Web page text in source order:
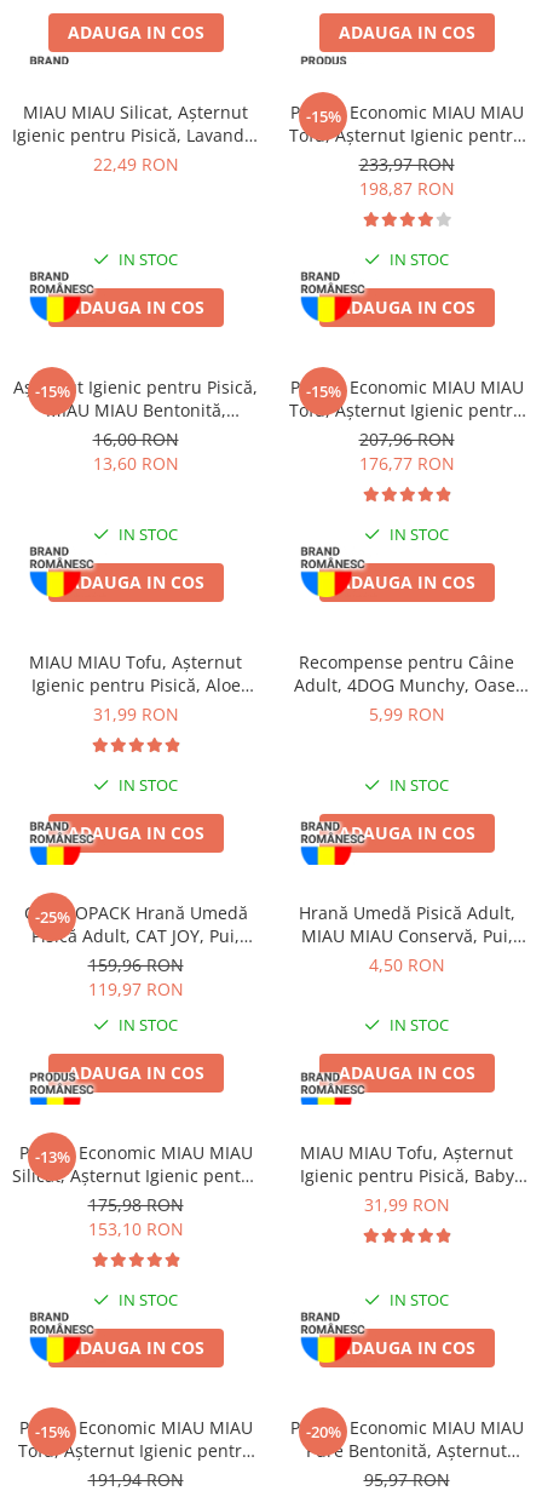
ADAUGA IN COS ADAUGA IN COS
MIAU MIAU Silicat, Așternut
Igienic pentru Pisică, Lavandă,
3.8L
22,49 RON
IN STOC
ADAUGA IN COS
-15%
Pachet Economic MIAU MIAU
Tofu, Așternut Igienic pentru
Pisică, Maxi, Vanilie, 3x15L
233,97 RON
198,87 RON
IN STOC
ADAUGA IN COS
-15%
Așternut Igienic pentru Pisică,
MIAU MIAU Bentonită,
Lavandă, 5kg
16,00 RON
13,60 RON
IN STOC
ADAUGA IN COS
-15%
Pachet Economic MIAU MIAU
Tofu, Așternut Igienic pentru
Pisică, Fresh, 4x10L
207,96 RON
176,77 RON
IN STOC
ADAUGA IN COS
MIAU MIAU Tofu, Așternut
Igienic pentru Pisică, Aloe
Vera, 6L
31,99 RON
IN STOC
ADAUGA IN COS
Recompense pentru Câine
Adult, 4DOG Munchy, Oase,
Vită, 10cm, 3 bucăți
5,99 RON
IN STOC
ADAUGA IN COS
-25%
COMBOPACK Hrană Umedă
Pisică Adult, CAT JOY, Pui,
Vită, Curcan și Somon, 96x85g
159,96 RON
119,97 RON
IN STOC
ADAUGA IN COS
Hrană Umedă Pisică Adult,
MIAU MIAU Conservă, Pui,
415g
4,50 RON
IN STOC
ADAUGA IN COS
-13%
Pachet Economic MIAU MIAU
Silicat, Așternut Igienic pentru
Pisică, Maxi, 2x15L
175,98 RON
153,10 RON
IN STOC
ADAUGA IN COS
MIAU MIAU Tofu, Așternut
Igienic pentru Pisică, Baby
Powder, 6L
31,99 RON
IN STOC
ADAUGA IN COS
-15%
Pachet Economic MIAU MIAU
Tofu, Așternut Igienic pentru
Pisică, Aloe Vera, 6x6L
191,94 RON
-20%
Pachet Economic MIAU MIAU
Pure Bentonită, Așternut
Igienic pentru Pisică, Lavandă,
95,97 RON